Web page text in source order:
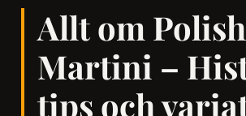
Allt om Polish
Martini –
tips och